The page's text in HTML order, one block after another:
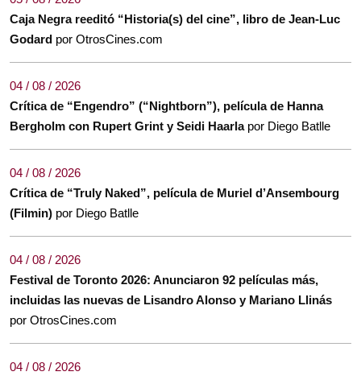
Caja Negra reeditó “Historia(s) del cine”, libro de Jean-Luc
Godard por OtrosCines.com
04 / 08 / 2026
Crítica de “Engendro” (“Nightborn”), película de Hanna
Bergholm con Rupert Grint y Seidi Haarla por Diego Batlle
04 / 08 / 2026
Crítica de “Truly Naked”, película de Muriel d’Ansembourg
(Filmin) por Diego Batlle
04 / 08 / 2026
Festival de Toronto 2026: Anunciaron 92 películas más,
incluidas las nuevas de Lisandro Alonso y Mariano Llinás
por OtrosCines.com
04 / 08 / 2026